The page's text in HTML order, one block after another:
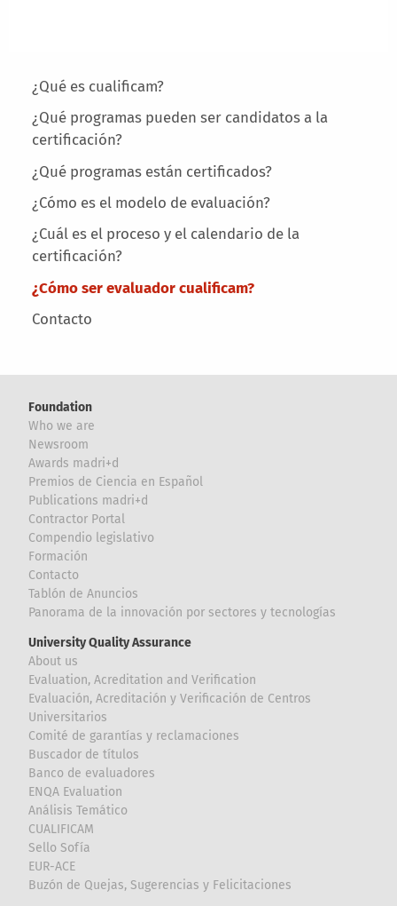
Main menu
¿Qué es cualificam?
¿Qué programas pueden ser candidatos a la
certificación?
¿Qué programas están certificados?
¿Cómo es el modelo de evaluación?
¿Cuál es el proceso y el calendario de la
certificación?
¿Cómo ser evaluador cualificam?
Contacto
Foundation
Who we are
Newsroom
Awards madri+d
Premios de Ciencia en Español
Publications madri+d
Contractor Portal
Compendio legislativo
Formación
Contacto
Tablón de Anuncios
Panorama de la innovación por sectores y tecnologías
University Quality Assurance
About us
Evaluation, Acreditation and Verification
Evaluación, Acreditación y Verificación de Centros
Universitarios
Comité de garantías y reclamaciones
Buscador de títulos
Banco de evaluadores
ENQA Evaluation
Análisis Temático
CUALIFICAM
Sello Sofía
EUR-ACE
Buzón de Quejas, Sugerencias y Felicitaciones